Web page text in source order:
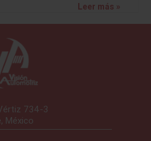
Leer más »
734-3
México